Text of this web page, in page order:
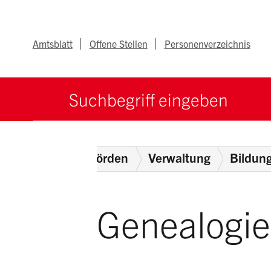
Metanav
Amtsblatt Offene Stellen Personenverzeichnis
Suchbegriff
Behörden Verwaltung
Genealogie